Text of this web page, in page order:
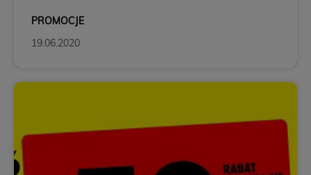
PROMOCJE
19.06.2020